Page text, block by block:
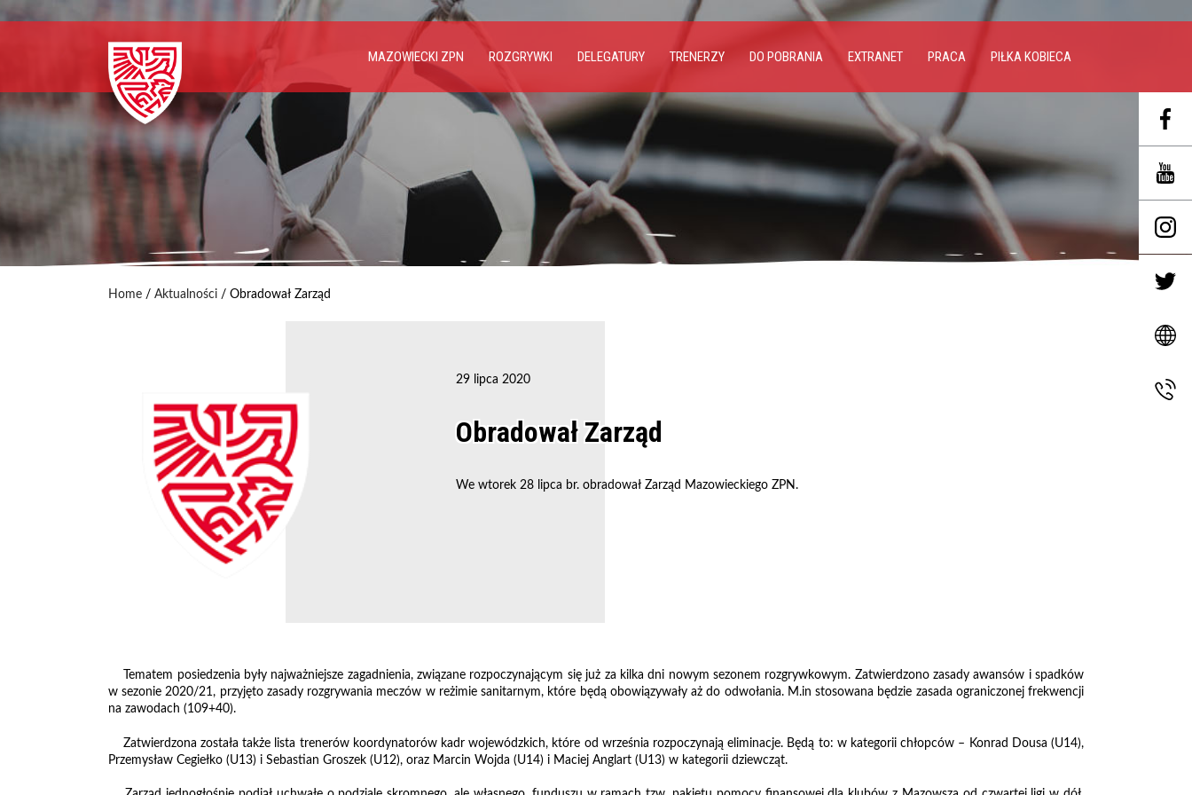
MAZOWIECKI ZPN ROZGRYWKI DELEGATURY TRENERZY DO POBRANIA EXTRANET PRACA PIŁKA KOBIECA
Home / Aktualności / Obradował Zarząd
29 lipca 2020
Obradował Zarząd
We wtorek 28 lipca br. obradował Zarząd Mazowieckiego ZPN.
Tematem posiedzenia były najważniejsze zagadnienia, związane rozpoczynającym się już za kilka dni nowym sezonem rozgrywkowym. Zatwierdzono zasady awansów i spadków
w sezonie 2020/21, przyjęto zasady rozgrywania meczów w reżimie sanitarnym, które będą obowiązywały aż do odwołania. M.in stosowana będzie zasada ograniczonej frekwencji
na zawodach (109+40).
Zatwierdzona została także lista trenerów koordynatorów kadr wojewódzkich, które od września rozpoczynają eliminacje. Będą to: w kategorii chłopców – Konrad Dousa (U14),
Przemysław Cegiełko (U13) i Sebastian Groszek (U12), oraz Marcin Wojda (U14) i Maciej Anglart (U13) w kategorii dziewcząt.